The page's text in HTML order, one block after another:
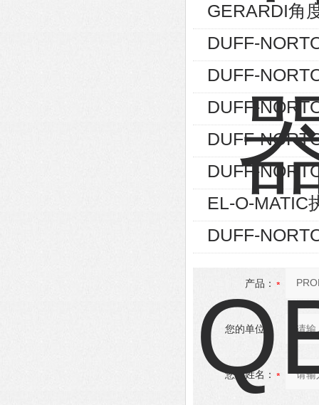
GERARDI角
DUFF-
DUFF-
DUFF-
DUFF-
DUFF-
EL-O-MATIC
DUFF-
产品：
您的单位：
您的姓名：